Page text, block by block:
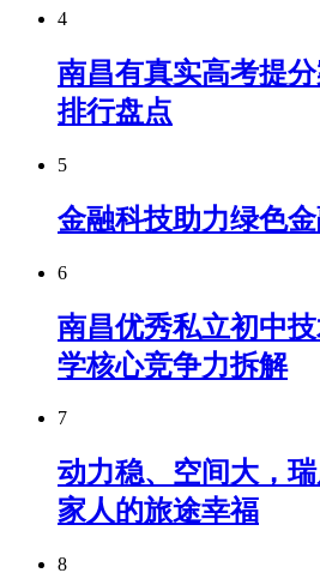
4
南昌有真实高考提
排行盘点
5
金融科技助力绿色
6
南昌优秀私立初中
学核心竞争力拆解
7
动力稳、空间大，
家人的旅途幸福
8